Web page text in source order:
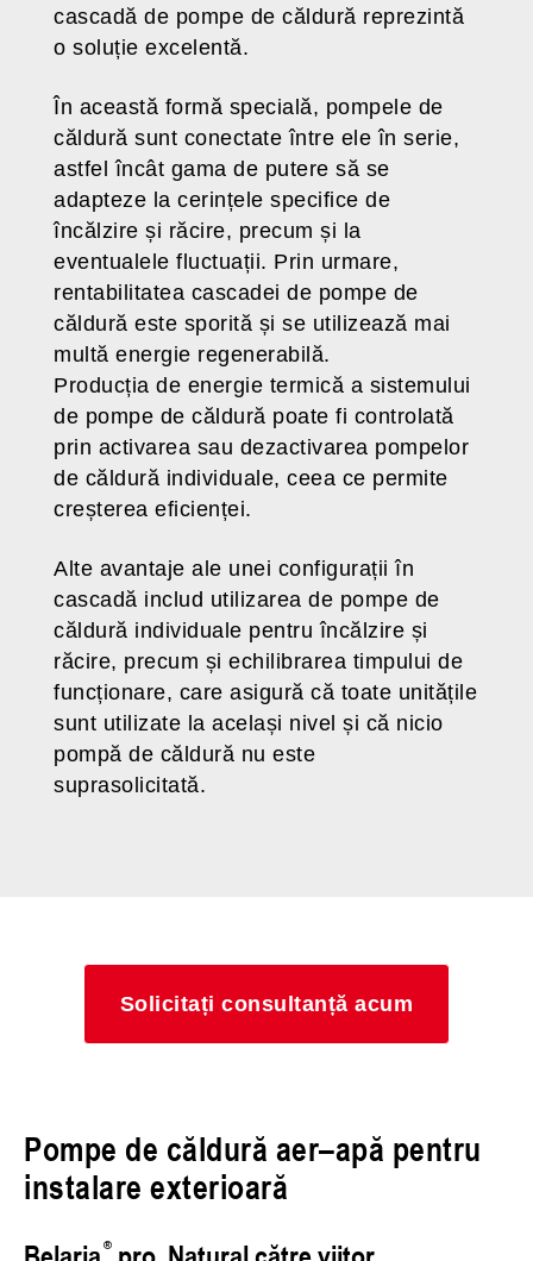
cascadă de pompe de căldură reprezintă
o soluție excelentă.
În această formă specială, pompele de
căldură sunt conectate între ele în serie,
astfel încât gama de putere să se
adapteze la cerințele specifice de
încălzire și răcire, precum și la
eventualele fluctuații. Prin urmare,
rentabilitatea cascadei de pompe de
căldură este sporită și se utilizează mai
multă energie regenerabilă.
Producția de energie termică a sistemului
de pompe de căldură poate fi controlată
prin activarea sau dezactivarea pompelor
de căldură individuale, ceea ce permite
creșterea eficienței.
Alte avantaje ale unei configurații în
cascadă includ utilizarea de pompe de
căldură individuale pentru încălzire și
răcire, precum și echilibrarea timpului de
funcționare, care asigură că toate unitățile
sunt utilizate la același nivel și că nicio
pompă de căldură nu este
suprasolicitată.
Solicitați consultanță acum
Pompe de căldură aer–apă pentru
instalare exterioară